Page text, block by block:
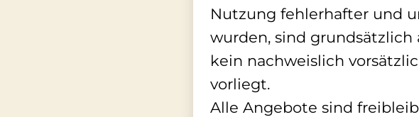
Nutzung fehlerhafter und
wurden, sind grundsätzlich
kein nachweislich
vorliegt.
Alle Angebote sind